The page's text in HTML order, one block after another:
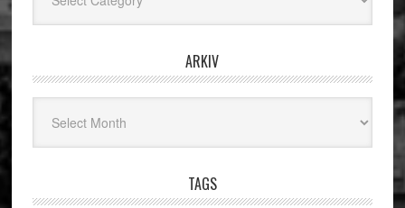
ARKIV
TAGS